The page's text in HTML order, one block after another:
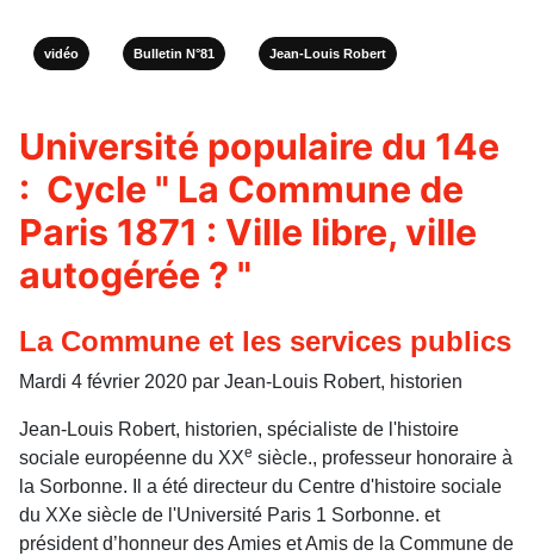
vidéo Bulletin N°81 Jean-Louis Robert
Université populaire du 14e
: Cycle " La Commune de
Paris 1871 : Ville libre, ville
autogérée ? "
La Commune et les services publics
Mardi 4 février 2020 par Jean-Louis Robert, historien
Jean-Louis Robert, historien, spécialiste de l'histoire
sociale européenne du XXe siècle., professeur honoraire à
la Sorbonne. Il a été directeur du Centre d'histoire sociale
du XXe siècle de l'Université Paris 1 Sorbonne. et
président d’honneur des Amies et Amis de la Commune de